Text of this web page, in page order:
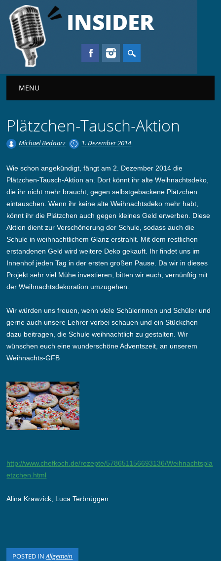
INSIDER
Main menu
MENU
Plätzchen-Tausch-Aktion
Michael Bednarz 1. Dezember 2014
Wie schon angekündigt, fängt am 2. Dezember 2014 die
Plätzchen-Tausch-Aktion an. Dort könnt ihr alte Weihnachtsdeko,
die ihr nicht mehr braucht, gegen selbstgebackene Plätzchen
eintauschen. Wenn ihr keine alte Weihnachtsdeko mehr habt,
könnt ihr die Plätzchen auch gegen kleines Geld erwerben. Diese
Aktion dient zur Verschönerung der Schule, sodass auch die
Schule in weihnachtlichem Glanz erstrahlt. Mit dem restlichen
erstandenen Geld wird weitere Deko gekauft. Ihr findet uns im
Innenhof jeden Tag in der ersten großen Pause. Da wir in dieses
Projekt sehr viel Mühe investieren, bitten wir euch, vernünftig mit
der Weihnachtsdekoration umzugehen.
Wir würden uns freuen, wenn viele Schülerinnen und Schüler und
gerne auch unsere Lehrer vorbei schauen und ein Stückchen
dazu beitragen, die Schule weihnachtlich zu gestalten. Wir
wünschen euch eine wunderschöne Adventszeit, an unserem
Weihnachts-GFB
http://www.chefkoch.de/rezepte/578651156693136/Weihnachtspla
etzchen.html
Alina Krawzick, Luca Terbrüggen
POSTED INAllgemein